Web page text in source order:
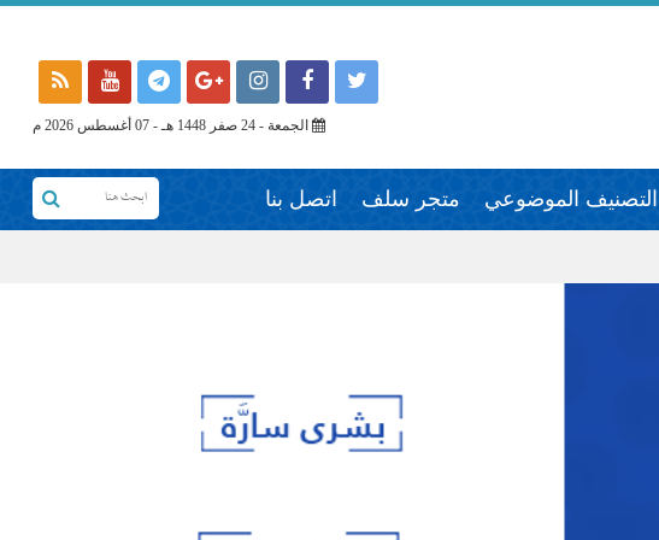
الجمعة - 24 صفر 1448 هـ - 07 أغسطس 2026 م
التصنيف الموضوعي متجر سلف اتصل بنا